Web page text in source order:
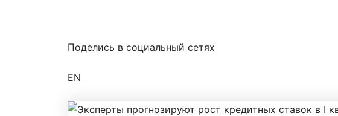
Поделись в социальный сетях
EN